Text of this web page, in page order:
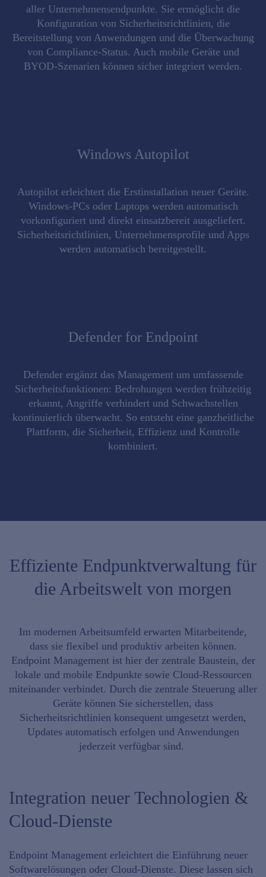
aller Unternehmensendpunkte. Sie ermöglicht die
Konfiguration von Sicherheitsrichtlinien, die
Bereitstellung von Anwendungen und die Überwachung
von Compliance-Status. Auch mobile Geräte und
BYOD-Szenarien können sicher integriert werden.
Windows Autopilot
Autopiloterleichtert die Erstinstallation neuer Geräte.
Windows-PCs oder Laptops werden automatisch
vorkonfiguriertund direkt einsatzbereit ausgeliefert.
Sicherheitsrichtlinien, Unternehmensprofile und Apps
werden automatisch bereitgestellt.
Defender for Endpoint
Defender ergänzt das Managementum umfassende
Sicherheitsfunktionen: Bedrohungen werden frühzeitig
erkannt, Angriffe verhindert und Schwachstellen
kontinuierlich überwacht. So entsteht eine ganzheitliche
Plattform, die Sicherheit, Effizienz und Kontrolle
kombiniert.
Effiziente Endpunktverwaltung für
die Arbeitswelt von morgen
Im modernen Arbeitsumfeld erwarten Mitarbeitende,
dass sie flexibel und produktiv arbeiten können.
Endpoint Management ist hier derzentrale Baustein, der
lokale und mobile Endpunkte sowie Cloud-Ressourcen
miteinander verbindet. Durch die zentrale Steuerung aller
Geräte können Sie sicherstellen, dass
Sicherheitsrichtlinien konsequent umgesetzt werden,
Updates automatisch erfolgen und Anwendungen
jederzeit verfügbar sind.
Integration neuer Technologien &
Cloud-Dienste
Endpoint Management erleichtert die Einführung neuer
Softwarelösungen oder Cloud-Dienste. Diese lassen sich